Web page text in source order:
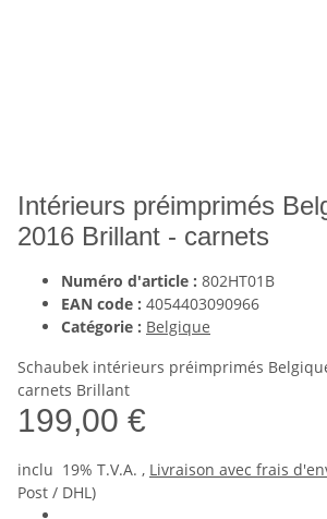
Intérieurs préimprimés
2016 Brillant - carnets
Numéro d'article : 802HT01B
EAN code : 4054403090966
Catégorie : Belgique
Schaubek intérieurs préimprimés
carnets Brillant
199,00 €
inclu 19% T.V.A. , Livraison avec frais
Post / DHL)